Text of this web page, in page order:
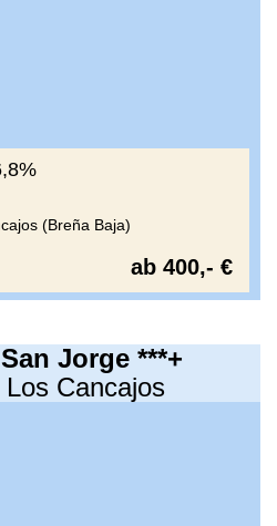
(Breña Baja)
ab 400,- €
Jorge ***+
Cancajos